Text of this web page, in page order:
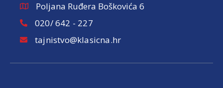
Poljana Ruđera Boškovića 6
020/ 642 - 227
tajnistvo@klasicna.hr